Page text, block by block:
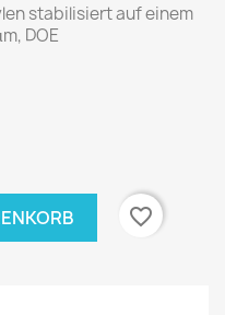
stabilisiert auf einem
DOE
favorite_border